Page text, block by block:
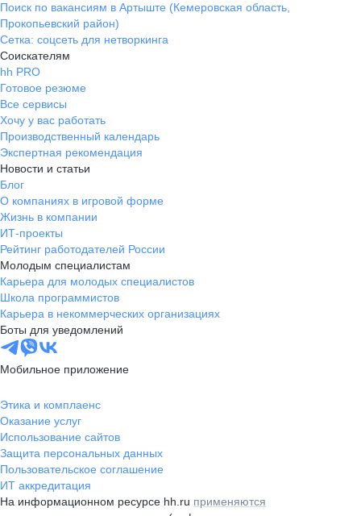
Поиск по вакансиям в Артыште (Кемеровская область,
Прокопьевский район)
Сетка: соцсеть для нетворкинга
Соискателям
hh PRO
Готовое резюме
Все сервисы
Хочу у вас работать
Производственный календарь
Экспертная рекомендация
Новости и статьи
Блог
О компаниях в игровой форме
Жизнь в компании
ИТ-проекты
Рейтинг работодателей России
Молодым специалистам
Карьера для молодых специалистов
Школа программистов
Карьера в некоммерческих организациях
Боты для уведомлений
Мобильное приложение
Этика и комплаенс
Оказание услуг
Использование сайтов
Защита персональных данных
Пользовательское соглашение
ИТ аккредитация
На информационном ресурсе hh.ru применяются